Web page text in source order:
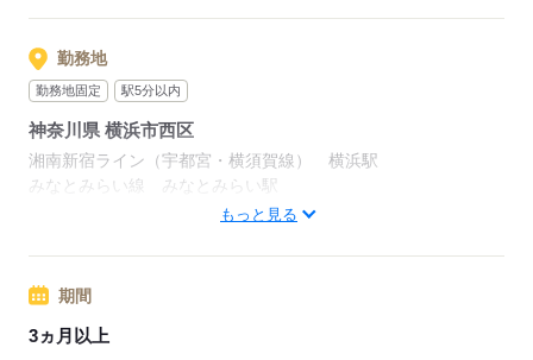
★すべてのお仕事で
別途交通費を支給させていただきます♪
※規定あり
※詳細は面談時にお伝えします
応募する
勤務地
勤務地固定 駅5分以内
神奈川県 横浜市西区
湘南新宿ライン（宇都宮・横須賀線） 横浜駅
みなとみらい線 みなとみらい駅
みなとみらい線 新高島駅
ご自宅から〇分以内などご希望をお聞かせください♪
周辺情報：
通勤＆ショッピングに便利♪
コンビニも近く、ランチエリアも充実！
もっと見る
期間
3ヵ月以上